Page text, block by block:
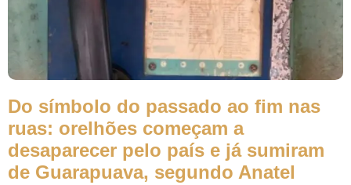
Do símbolo do passado ao fim nas
ruas: orelhões começam a
desaparecer pelo país e já sumiram
de Guarapuava, segundo Anatel